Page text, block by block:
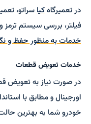
در تعمیرگاهکیاسراتو،
فیلتر، بررسی سیستم
خدمات به منظور حفظ و
خدمات تعویض قطعات
در صورت نیاز به تعویض
اورجینال و مطابق با
خودرو شما به بهترین